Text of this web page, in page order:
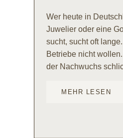
Wer heute in
Juwelier oder eine
sucht, sucht oft
Betriebe nicht
der Nachwuchs
MEHR LESEN